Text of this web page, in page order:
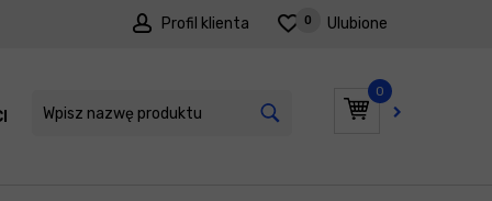
Profil klienta Ulubione
0
0
PROMOCJE